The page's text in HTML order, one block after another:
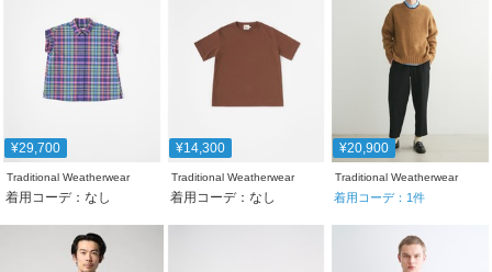
¥29,700
Traditional Weatherwear
着用コーデ：なし
¥14,300
Traditional Weatherwear
着用コーデ：なし
¥20,900
Traditional Weatherwear
着用コーデ： 1件